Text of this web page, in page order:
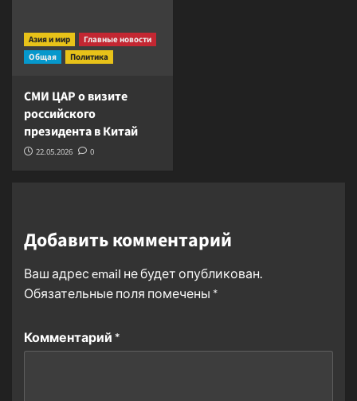
Азия и мир
Главные новости
Общая
Политика
СМИ ЦАР о визите
российского
президента в Китай
22.05.2026 0
Добавить комментарий
Ваш адрес email не будет опубликован.
Обязательные поля помечены *
Комментарий *